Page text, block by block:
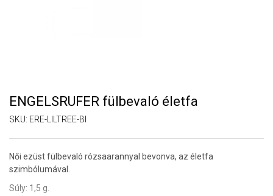
ENGELSRUFER fülbevaló életfa
SKU: ERE-LILTREE-BI
Női ezüst fülbevaló rózsaarannyal bevonva, az életfa
szimbólumával.
Súly: 1,5 g.